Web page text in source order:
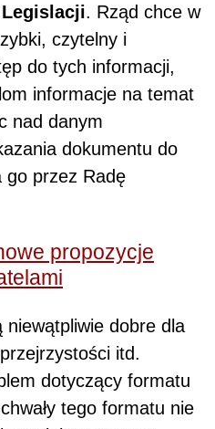
. Rząd chce w
czytelny i
do tych informacji,
informacje na temat
nad danym
dokumentu do
go przez Radę
propozycje
niewątpliwie dobre dla
itd.
dotyczący formatu
tego formatu nie